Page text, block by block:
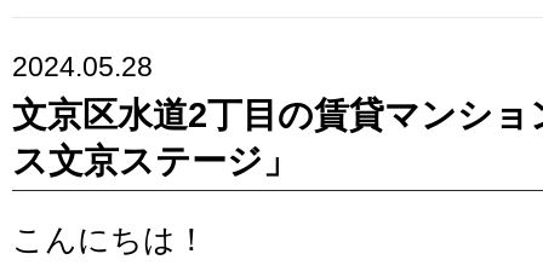
2024.05.28
文京区水道2丁目の賃貸マンシ
ス文京ステージ」
こんにちは！